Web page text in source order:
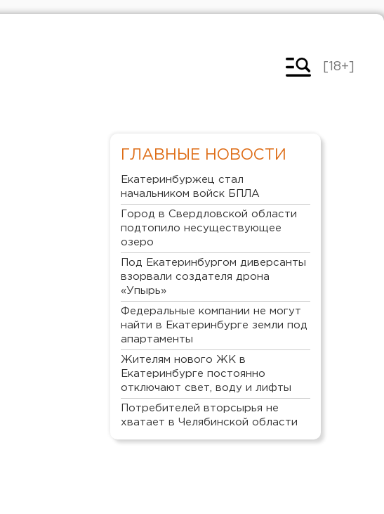
[18+]
ГЛАВНЫЕ НОВОСТИ
Екатеринбуржец стал
начальником войск БПЛА
Город в Свердловской области
подтопило несуществующее
озеро
Под Екатеринбургом диверсанты
взорвали создателя дрона
«Упырь»
Федеральные компании не могут
найти в Екатеринбурге земли под
апартаменты
Жителям нового ЖК в
Екатеринбурге постоянно
отключают свет, воду и лифты
Потребителей вторсырья не
хватает в Челябинской области